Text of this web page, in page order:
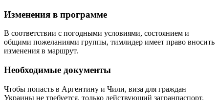
Изменения в программе
В соответствии с погодными условиями, состоянием и
общими пожеланиями группы, тимлидер имеет право вносить
изменения в маршрут.
Необходимые документы
Чтобы попасть в Аргентину и Чили, виза для граждан
Украины не требуется, только действующий загранпаспорт.